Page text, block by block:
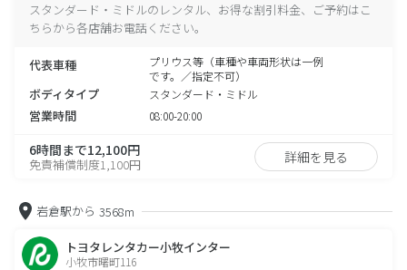
スタンダード・ミドルのレンタル、お得な割引料金、ご予約はこ
ちらから各店舗お電話ください。
代表車種
プリウス等（車種や車両形状は一例
です。／指定不可）
ボディタイプ スタンダード・ミドル
営業時間 08:00-20:00
6時間まで12,100円
免責補償制度1,100円 詳細を見る
岩倉駅から 3568m
トヨタレンタカー小牧インター
小牧市曙町116